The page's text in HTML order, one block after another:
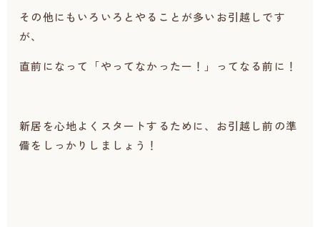
その他にもいろいろとやることが多いお引越しです
が、
直前になって「やってなかったー！」ってなる前に！
新居を心地よくスタートするために、お引越し前の準
備をしっかりしましょう！